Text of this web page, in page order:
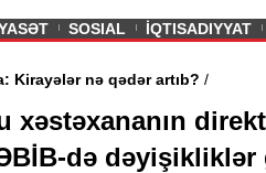
SOSIAL İQTISADIYYAT
Kirayələr nə qədər artıb?
xəstəxananın
də dəyişikliklər